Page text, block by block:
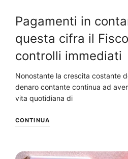
Pagamenti in
questa cifra il
controlli immediati
Nonostante la crescita costante
denaro contante continua ad
vita quotidiana di
CONTINUA